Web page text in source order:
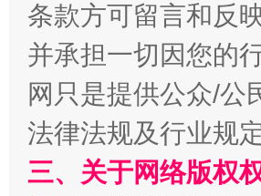
阿坝州三大球赛在茂县开幕
条款方可留言和反
并承担一切因您的
网只是提供公众/公
法律法规及行业规
三、关于网络版权